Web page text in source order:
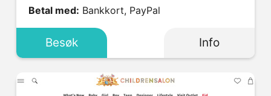
Betal med: Bankkort, PayPal
Besøk Info